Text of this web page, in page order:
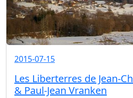
2015-07-15
Les Liberterres de Jean-
& Paul-Jean Vranken